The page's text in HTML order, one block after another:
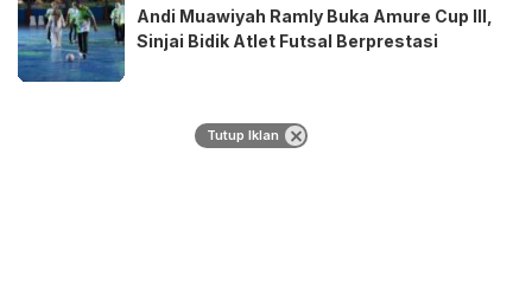
Andi Muawiyah Ramly Buka Amure Cup III,
Sinjai Bidik Atlet Futsal Berprestasi
Tutup Iklan